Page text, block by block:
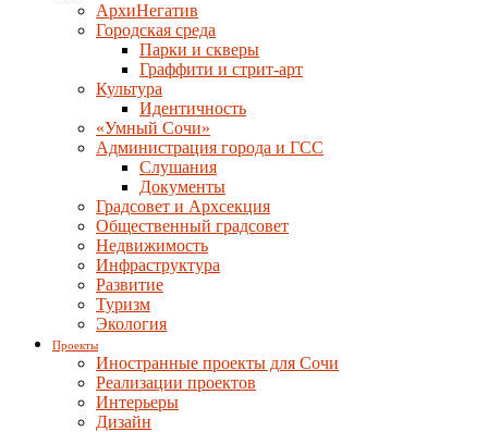
АрхиНегатив
Городская среда
Парки и скверы
Граффити и стрит-арт
Культура
Идентичность
«Умный Сочи»
Администрация города и ГСС
Слушания
Документы
Градсовет и Архсекция
Общественный градсовет
Недвижимость
Инфраструктура
Развитие
Туризм
Экология
Проекты
Иностранные проекты для Сочи
Реализации проектов
Интерьеры
Дизайн